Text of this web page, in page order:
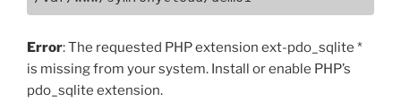
Error: The requested PHP extension ext-pdo_sqlite *
is missing from your system. Install or enable PHP’s
pdo_sqlite extension.